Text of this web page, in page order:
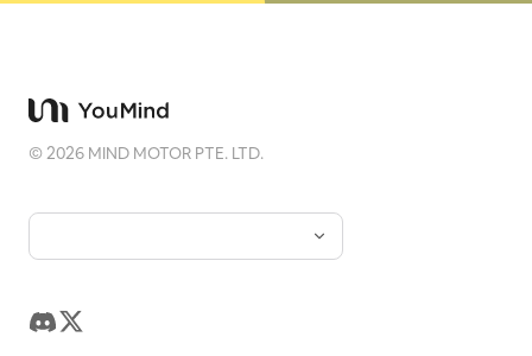
©2026 MIND MOTOR PTE. LTD.